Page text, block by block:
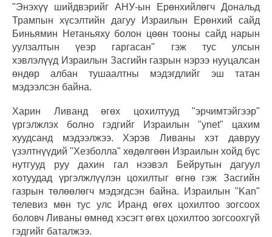
"Энэхүү шийдвэрийг АНУ-ын Ерөнхийлөгч Дональд
Трампын хүсэлтийн дагуу Израилын Ерөнхий сайд
Биньямин Нетаньяху болон цөөн тооны сайд нарын
уулзалтын үеэр гаргасан" гэж тус улсын
хэвлэлүүд Израилын Засгийн газрын нэрээ нууцалсан
өндөр албан тушаалтны мэдэгдлийг эш татан
мэдээлсэн байна.
Харин Ливанд өгөх цохилтууд "эрчимтэйгээр"
үргэлжлэх болно гэдгийг Израилын "ynet" цахим
хуудсанд мэдээлжээ. Хэрэв Ливаны хэт давруу
үзэлтнүүдий "Хезболла" хөдөлгөөн Израилын хойд бүс
нутгууд руу дахин гал нээвэл Бейрутын дагуул
хотуудад үргэлжлүүлэн цохилтыг өгнө гэж Засгийн
газрын төлөөлөгч мэдэгдсэн байна. Израилын "Kan"
телевиз мөн тус улс Иранд өгөх цохилтоо зогсоох
боловч Ливаны өмнөд хэсэгт өгөх цохилтоо зогсоохгүй
гэдгийг баталжээ.